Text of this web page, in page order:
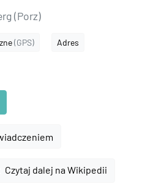
(Porz)
(GPS) Adres
Czytaj dalej na Wikipedii